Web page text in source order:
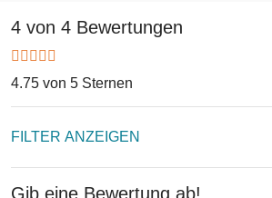
gravieren alles ganz professionell auf den
schicken es Dir liebevoll verpackt zu. So
bleibende Erinnerung an den Tag der
4 von 4 Bewertungen
4.75 von 5 Sternen
FILTER ANZEIGEN
Gib eine Bewertung ab!